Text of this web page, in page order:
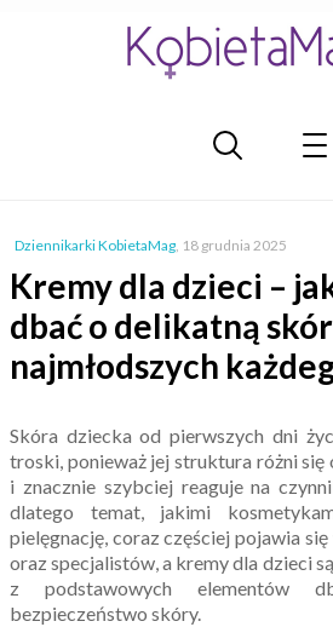
Dziennikarki KobietaMag, 18 grudnia 2025
Kremy dla dzieci –
dbać o delikatną
najmłodszych
Skóra dziecka od pierwszych dni
troski, ponieważ jej struktura różni się
i znacznie szybciej reaguje na
dlatego temat, jakimi
pielęgnację, coraz częściej pojawia
oraz specjalistów, a kremy dla dzieci
z podstawowych elementów
bezpieczeństwo skóry.